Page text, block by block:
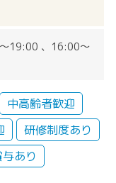
19:00 、16:00～
中高齢者歓迎
研修制度あり
与あり